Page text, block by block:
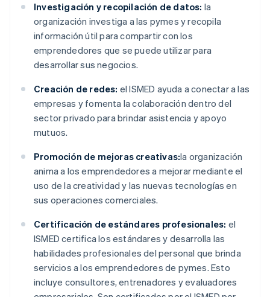
Investigación y recopilación de datos: la
organización investiga a las pymes y recopila
información útil para compartir con los
emprendedores que se puede utilizar para
desarrollar sus negocios.
Creación de redes: el ISMED ayuda a conectar a las
empresas y fomenta la colaboración dentro del
sector privado para brindar asistencia y apoyo
mutuos.
Promoción de mejoras creativas:la organización
anima a los emprendedores a mejorar mediante el
uso de la creatividad y las nuevas tecnologías en
sus operaciones comerciales.
Certificación de estándares profesionales: el
ISMED certifica los estándares y desarrolla las
habilidades profesionales del personal que brinda
servicios a los emprendedores de pymes. Esto
incluye consultores, entrenadores y evaluadores